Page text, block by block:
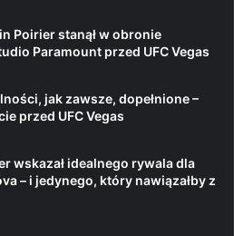
Poirier stanął w obronie
Paramount przed UFC Vegas
jak zawsze, dopełnione –
przed UFC Vegas
wskazał idealnego rywala dla
– i jedynego, który nawiązałby z